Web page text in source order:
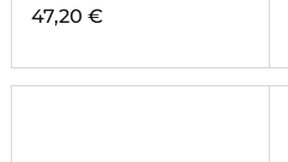
47,20 €